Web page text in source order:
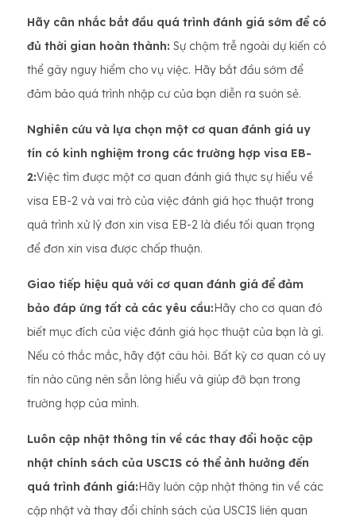
Hãy cân nhắc bắt đầu quá trình đánh giá sớm để có
đủ thời gian hoàn thành: Sự chậm trễ ngoài dự kiến ​​có
thể gây nguy hiểm cho vụ việc. Hãy bắt đầu sớm để
đảm bảo quá trình nhập cư của bạn diễn ra suôn sẻ.
Nghiên cứu và lựa chọn một cơ quan đánh giá uy
tín có kinh nghiệm trong các trường hợp visa EB-
2:Việc tìm được một cơ quan đánh giá thực sự hiểu về
visa EB-2 và vai trò của việc đánh giá học thuật trong
quá trình xử lý đơn xin visa EB-2 là điều tối quan trọng
để đơn xin visa được chấp thuận.
Giao tiếp hiệu quả với cơ quan đánh giá để đảm
bảo đáp ứng tất cả các yêu cầu:Hãy cho cơ quan đó
biết mục đích của việc đánh giá học thuật của bạn là gì.
Nếu có thắc mắc, hãy đặt câu hỏi. Bất kỳ cơ quan có uy
tín nào cũng nên sẵn lòng hiểu và giúp đỡ bạn trong
trường hợp của mình.
Luôn cập nhật thông tin về các thay đổi hoặc cập
nhật chính sách của USCIS có thể ảnh hưởng đến
quá trình đánh giá:Hãy luôn cập nhật thông tin về các
cập nhật và thay đổi chính sách của USCIS liên quan